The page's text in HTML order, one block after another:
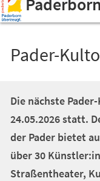
öffnen.
Pader-
Die nächste
24.05.2026 statt.
der Pader bietet
über 30
Straßentheater,